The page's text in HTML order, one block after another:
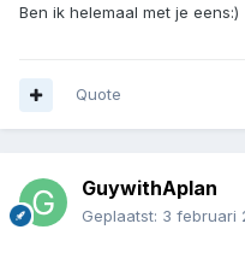
Ben ik helemaal met je eens:)
Quote
GuywithAplan
Geplaatst: 3 februari